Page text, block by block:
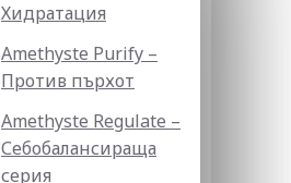
Хидратация
Amethyste Purify –
Против пърхот
Amethyste Regulate –
Себобалансираща
серия